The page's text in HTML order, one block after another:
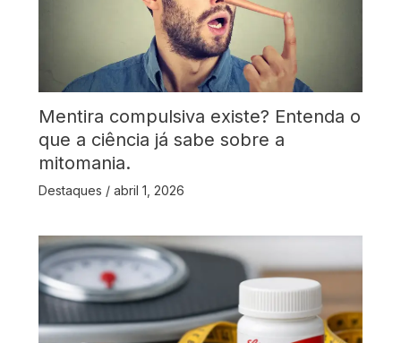
Mentira compulsiva existe? Entenda o
que a ciência já sabe sobre a
mitomania.
Destaques / abril 1, 2026